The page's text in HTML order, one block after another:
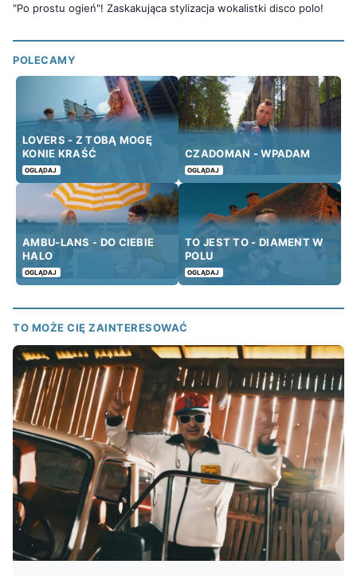
"Po prostu ogień"! Zaskakująca stylizacja wokalistki disco polo!
POLECAMY
LOVERS - Z TOBĄ MOGĘ
KONIE KRAŚĆ
OGLĄDAJ
CZADOMAN - WPADAM
OGLĄDAJ
AMBU-LANS - DO CIEBIE
HALO
OGLĄDAJ
TO JEST TO - DIAMENT W
POLU
OGLĄDAJ
TO MOŻE CIĘ ZAINTERESOWAĆ